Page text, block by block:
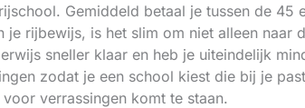
Gemiddeld betaal je tussen de 45
rijbewijs, is het slim om niet alleen naar
sneller klaar en heb je uiteindelijk
zodat je een school kiest die bij je
verrassingen komt te staan.